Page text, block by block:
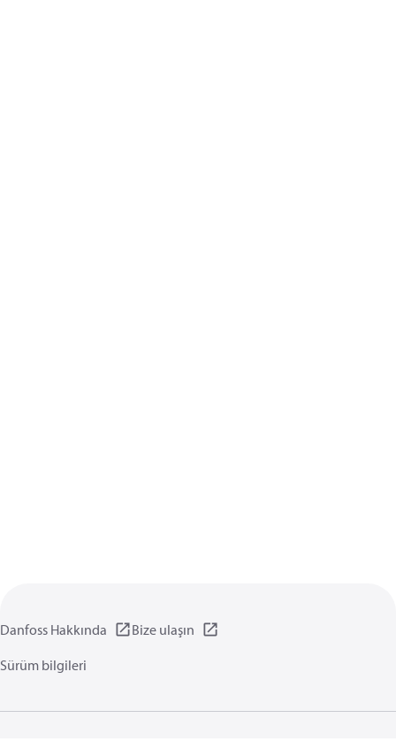
Danfoss Hakkında
Bize ulaşın
Sürüm bilgileri